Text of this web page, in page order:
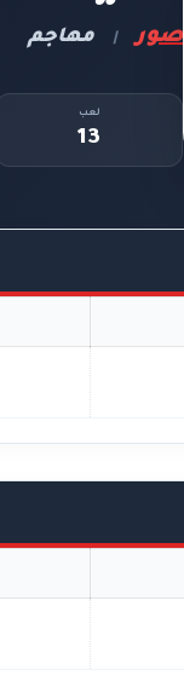
صور | مهاجم
لعب
13